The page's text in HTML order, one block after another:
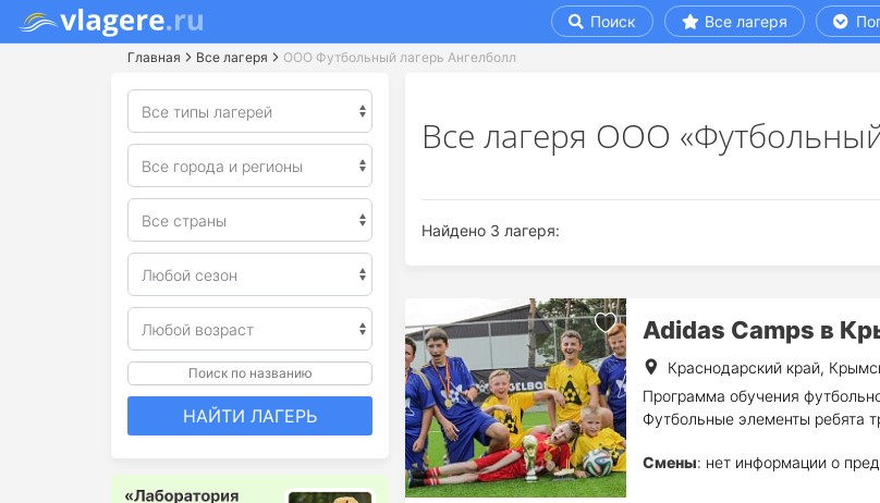
Поиск Все лагеря
Главная Все лагеря ООО Футбольный лагерь Ангелболл
Поиск по названию
НАЙТИ ЛАГЕРЬ
Все лагеря ООО
Найдено 3 лагеря:
Adidas Camps в
Краснодарский край,
Программа обучения
Футбольные элементы ребята
Смены: нет информации о